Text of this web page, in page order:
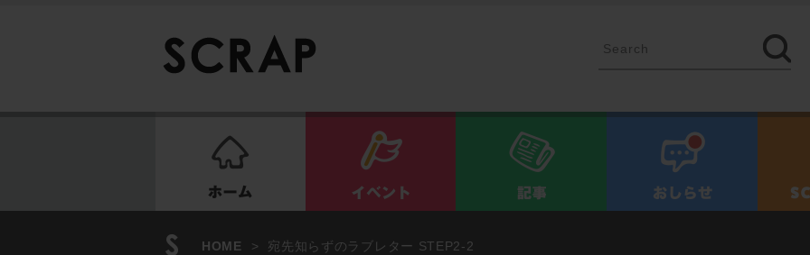
HOME > 宛先知らずのラブレター STEP2-2